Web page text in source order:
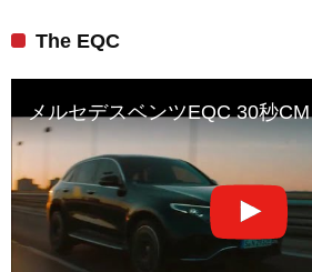
The EQC
メルセデスベンツEQC 30秒